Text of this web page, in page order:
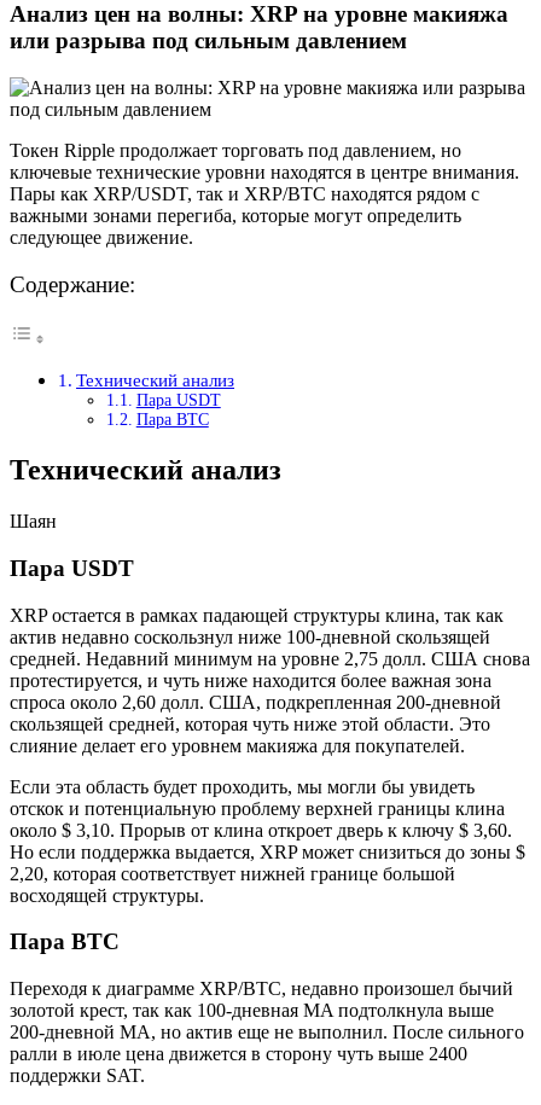
Анализ цен на волны: XRP на уровне макияжа
или разрыва под сильным давлением
Токен Ripple продолжает торговать под давлением, но
ключевые технические уровни находятся в центре внимания.
Пары как XRP/USDT, так и XRP/BTC находятся рядом с
важными зонами перегиба, которые могут определить
следующее движение.
Содержание:
Технический анализ
Пара USDT
Пара BTC
Технический анализ
Шаян
Пара USDT
XRP остается в рамках падающей структуры клина, так как
актив недавно соскользнул ниже 100-дневной скользящей
средней. Недавний минимум на уровне 2,75 долл. США снова
протестируется, и чуть ниже находится более важная зона
спроса около 2,60 долл. США, подкрепленная 200-дневной
скользящей средней, которая чуть ниже этой области. Это
слияние делает его уровнем макияжа для покупателей.
Если эта область будет проходить, мы могли бы увидеть
отскок и потенциальную проблему верхней границы клина
около $ 3,10. Прорыв от клина откроет дверь к ключу $ 3,60.
Но если поддержка выдается, XRP может снизиться до зоны $
2,20, которая соответствует нижней границе большой
восходящей структуры.
Пара BTC
Переходя к диаграмме XRP/BTC, недавно произошел бычий
золотой крест, так как 100-дневная MA подтолкнула выше
200-дневной MA, но актив еще не выполнил. После сильного
ралли в июле цена движется в сторону чуть выше 2400
поддержки SAT.